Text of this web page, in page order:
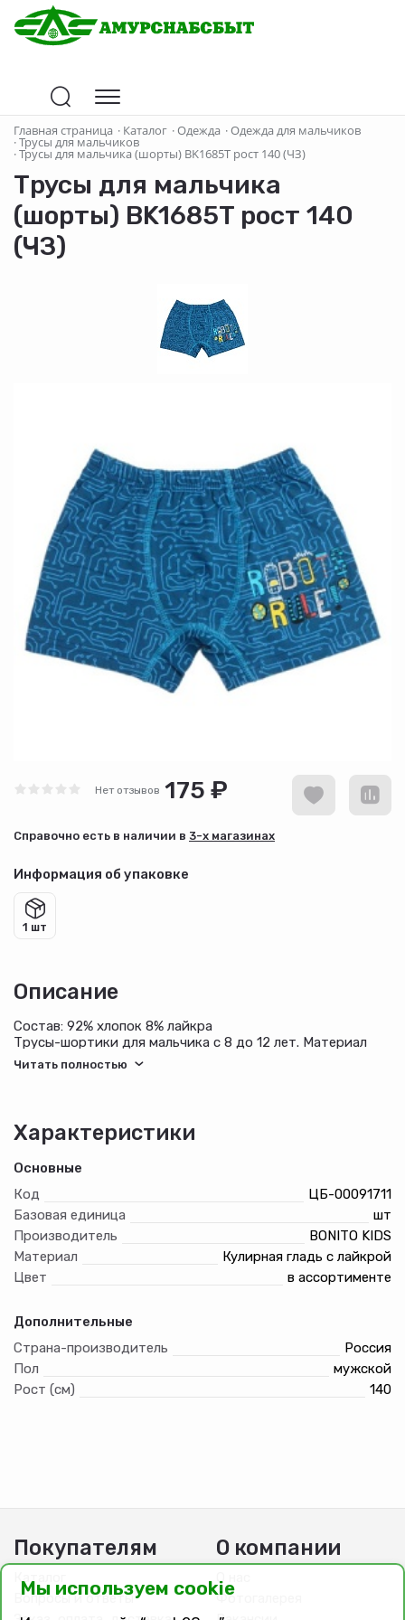
Главная страница · Каталог ·Одежда ·Одежда для мальчиков
·Трусы для мальчиков
·Трусы для мальчика (шорты) BK1685T рост 140 (ЧЗ)
Трусы для мальчика
(шорты) BK1685T рост 140
(ЧЗ)
Нет отзывов 175 ₽
Cправочно есть в наличии в 3-х магазинах
Информация об упаковке
1 шт
Описание
Состав: 92% хлопок 8% лайкра
Трусы-шортики для мальчика с 8 до 12 лет. Материал
ткани кулирка с лайкрой разных цветов с оригинальным
Характеристики
Основные
Код
ЦБ-00091711
Базовая единица
шт
Производитель
BONITO KIDS
Материал
Кулирная гладь с лайкрой
Цвет
в ассортименте
Дополнительные
Страна-производитель
Россия
Пол
мужской
Рост (см)
140
Покупателям
Каталог
Вопросы и ответы
О компании
О нас
Фотогалерея
Мы используем cookie